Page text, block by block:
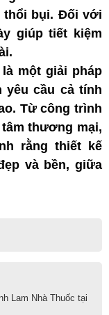
thổi bụi. Đối với
giúp tiết kiệm
một giải pháp
yêu cầu cả tính
Từ công trình
thương mại,
rằng thiết kế
và bền, giữa
Lam Nhà Thuốc tại